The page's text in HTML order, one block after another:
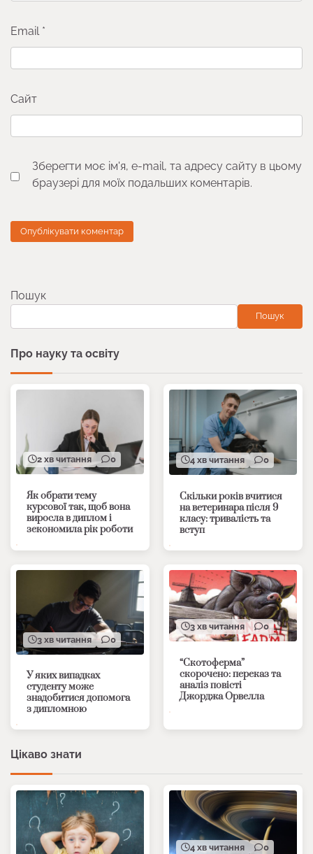
Email *
Сайт
Зберегти моє ім'я, e-mail, та адресу сайту в цьому
браузері для моїх подальших коментарів.
Пошук
Пошук
Про науку та освіту
2 хв читання 0
Як обрати тему
курсової так, щоб вона
виросла в диплом і
зекономила рік роботи
4 хв читання 0
Скільки років вчитися
на ветеринара після 9
класу: тривалість та
вступ
3 хв читання 0
У яких випадках
студенту може
знадобитися допомога
з дипломною
3 хв читання 0
“Скотоферма”
скорочено: переказ та
аналіз повісті
Джорджа Орвелла
Цікаво знати
4 хв читання 0